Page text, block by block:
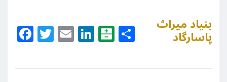
Facebook
Twitter
EmailLinkedIn
Balatarin
Share
بنیاد میراث
پاسارگاد